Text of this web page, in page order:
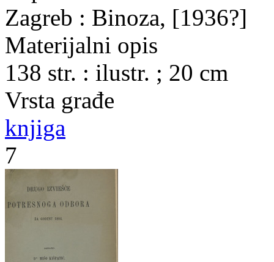
Zagreb : Binoza, [1936?]
Materijalni opis
138 str. : ilustr. ; 20 cm
Vrsta građe
knjiga
7